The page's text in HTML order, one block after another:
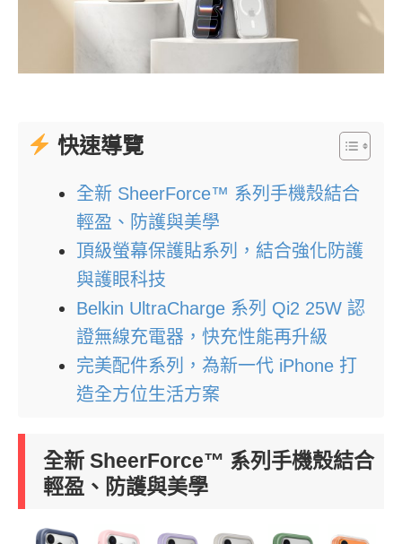
快速導覽
全新 SheerForce™ 系列手機殼結合
輕盈、防護與美學
頂級螢幕保護貼系列，結合強化防護
與護眼科技
Belkin UltraCharge 系列 Qi2 25W 認
證無線充電器，快充性能再升級
完美配件系列，為新一代 iPhone 打
造全方位生活方案
全新 SheerForce™ 系列手機殼結合
輕盈、防護與美學